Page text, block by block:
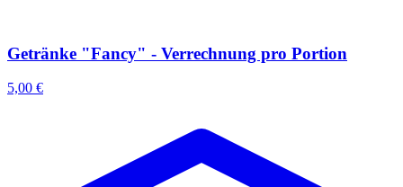
Getränke "Fancy" - Verrechnung pro Portion
5,00 €